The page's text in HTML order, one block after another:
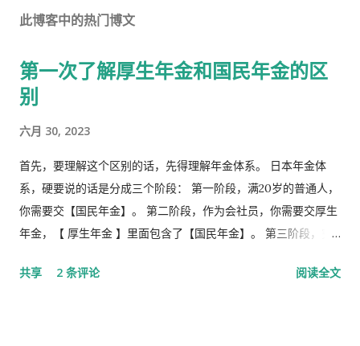
此博客中的热门博文
第一次了解厚生年金和国民年金的区
别
六月 30, 2023
首先，要理解这个区别的话，先得理解年金体系。 日本年金体
系，硬要说的话是分成三个阶段： 第一阶段，满20岁的普通人，
你需要交【国民年金】。 第二阶段，作为会社员，你需要交厚生
年金，【 厚生年金 】里面包含了【国民年金】。 第三阶段，究
槽的。 第1号被保险者：20岁以上60岁未满农业者，自营业者，
共享 2 条评论 阅读全文